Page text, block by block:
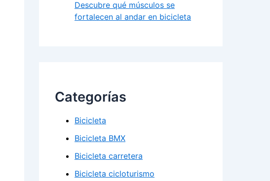
Descubre qué músculos se
fortalecen al andar en bicicleta
Categorías
Bicicleta
Bicicleta BMX
Bicicleta carretera
Bicicleta cicloturismo